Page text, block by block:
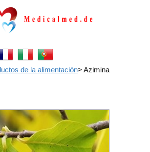
de la alimentación>Azimina